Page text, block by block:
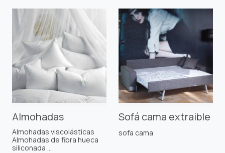
Almohadas
Almohadas viscolásticas
Almohadas de fibra hueca
siliconada ...
Sofá cama extraible
sofa cama